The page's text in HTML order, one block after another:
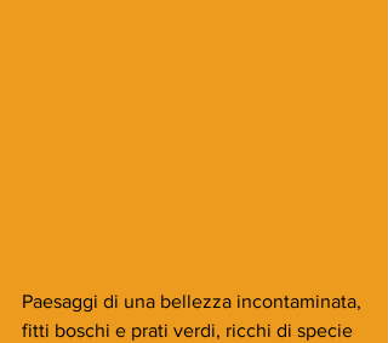
Paesaggi di una bellezza incontaminata,
fitti boschi e prati verdi, ricchi di specie